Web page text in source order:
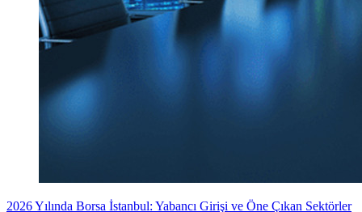
2026 Yılında Borsa İstanbul: Yabancı Girişi ve Öne Çıkan Sektörler